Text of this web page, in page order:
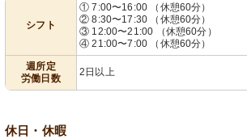
シフト
① 7:00〜16:00 （休憩60分）
② 8:30〜17:30 （休憩60分）
③ 12:00〜21:00 （休憩60分）
④ 21:00〜7:00 （休憩60分）
週所定
労働日数
2日以上
休日・休暇